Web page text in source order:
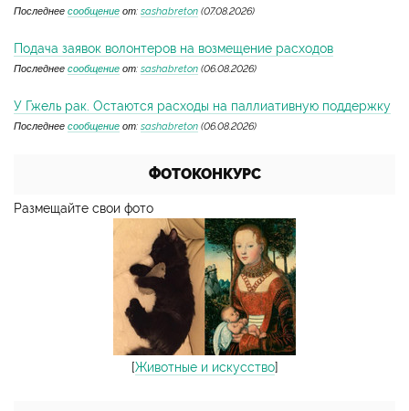
Последнее сообщение от: sashabreton (07.08.2026)
Подача заявок волонтеров на возмещение расходов
Последнее сообщение от: sashabreton (06.08.2026)
У Гжель рак. Остаются расходы на паллиативную поддержку
Последнее сообщение от: sashabreton (06.08.2026)
ФОТОКОНКУРС
Размещайте свои фото
[Животные и искусство]